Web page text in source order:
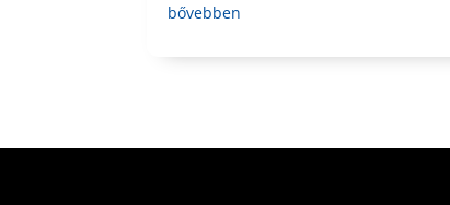
bővebben